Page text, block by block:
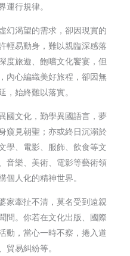
運行規律。
幻渴望的需求，卻因現實的
輕易動身，難以親臨深感落
度旅遊、飽嚐文化饗宴，但
內心編織美好旅程，卻因無
，始終難以落實。
國文化，勤學異國語言，夢
窺見朝聖；亦或終日沉溺於
學、電影、服飾、飲食等文
音樂、美術、電影等藝術領
個人化的精神世界。
家牽扯不清，莫名受到遠親
問。你若在文化出版、國際
動，當心一時不察，捲入道
貿易糾紛等。